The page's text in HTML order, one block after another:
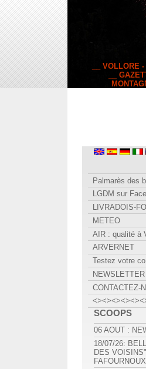
__ VOLLORE
__
Palmarès des
LGDM sur
LIVRADOIS-
METEO
AIR : qualité à
ARVERNET
Testez votre
NEWSLETTER
CONTACTEZ-
SCOOPS
06 AOUT :
18/07/26:
DES
FAFOURNOUX